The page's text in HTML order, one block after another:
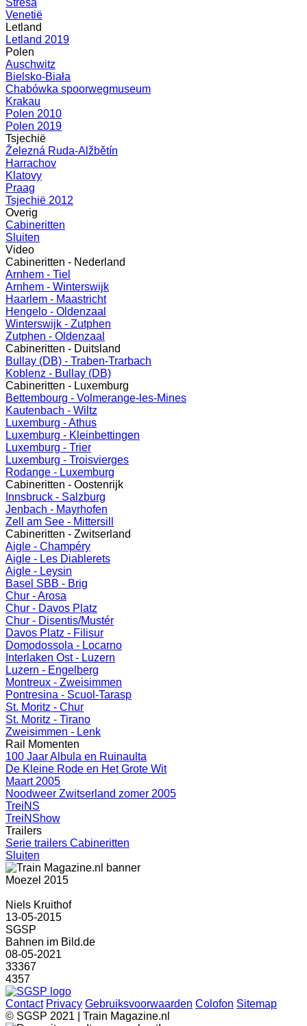
Stresa
Venetië
Letland
Letland 2019
Polen
Auschwitz
Bielsko-Biała
Chabówka spoorwegmuseum
Krakau
Polen 2010
Polen 2019
Tsjechië
Železná Ruda-Alžbětín
Harrachov
Klatovy
Praag
Tsjechië 2012
Overig
Cabineritten
Sluiten
Video
Cabineritten - Nederland
Arnhem - Tiel
Arnhem - Winterswijk
Haarlem - Maastricht
Hengelo - Oldenzaal
Winterswijk - Zutphen
Zutphen - Oldenzaal
Cabineritten - Duitsland
Bullay (DB) - Traben-Trarbach
Koblenz - Bullay (DB)
Cabineritten - Luxemburg
Bettembourg - Volmerange-les-Mines
Kautenbach - Wiltz
Luxemburg - Athus
Luxemburg - Kleinbettingen
Luxemburg - Trier
Luxemburg - Troisvierges
Rodange - Luxemburg
Cabineritten - Oostenrijk
Innsbruck - Salzburg
Jenbach - Mayrhofen
Zell am See - Mittersill
Cabineritten - Zwitserland
Aigle - Champéry
Aigle - Les Diablerets
Aigle - Leysin
Basel SBB - Brig
Chur - Arosa
Chur - Davos Platz
Chur - Disentis/Mustér
Davos Platz - Filisur
Domodossola - Locarno
Interlaken Ost - Luzern
Luzern - Engelberg
Montreux - Zweisimmen
Pontresina - Scuol-Tarasp
St. Moritz - Chur
St. Moritz - Tirano
Zweisimmen - Lenk
Rail Momenten
100 Jaar Albula en Ruinaulta
De Kleine Rode en Het Grote Wit
Maart 2005
Noodweer Zwitserland zomer 2005
TreiNS
TreiNShow
Trailers
Serie trailers Cabineritten
Sluiten
Moezel 2015
Niels Kruithof
13-05-2015
SGSP
Bahnen im Bild.de
08-05-2021
33367
4357
Contact Privacy Gebruiksvoorwaarden Colofon Sitemap
© SGSP 2021 | Train Magazine.nl